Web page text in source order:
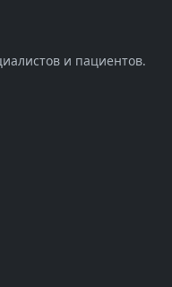
и пациентов.